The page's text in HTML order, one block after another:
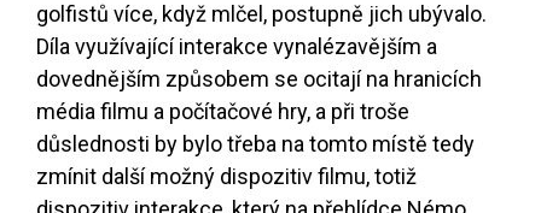
golfistů více, když mlčel, postupně jich ubývalo.
Díla využívající interakce vynalézavějším a
dovednějším způsobem se ocitají na hranicích
média filmu a počítačové hry, a při troše
důslednosti by bylo třeba na tomto místě tedy
zmínit další možný dispozitiv filmu, totiž